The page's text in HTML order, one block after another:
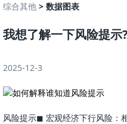
综合其他 > 数据图表
我想了解一下风险提示
2025-12-3
风险提示◼ 宏观经济下行风险：